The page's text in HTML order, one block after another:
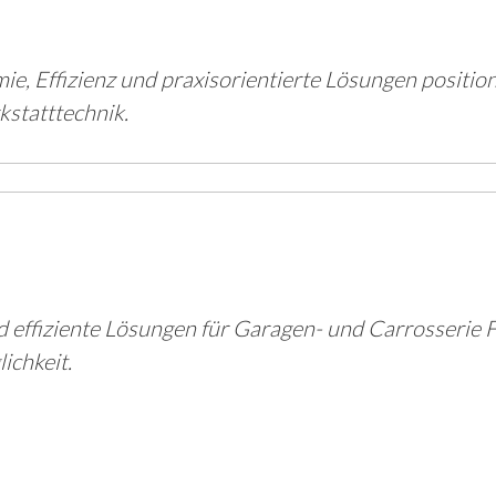
Effizienz und praxisorientierte Lösungen
effiziente Lösungen für Garagen- und Carrosserie